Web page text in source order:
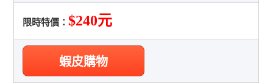
限時特價：$240元
蝦皮購物